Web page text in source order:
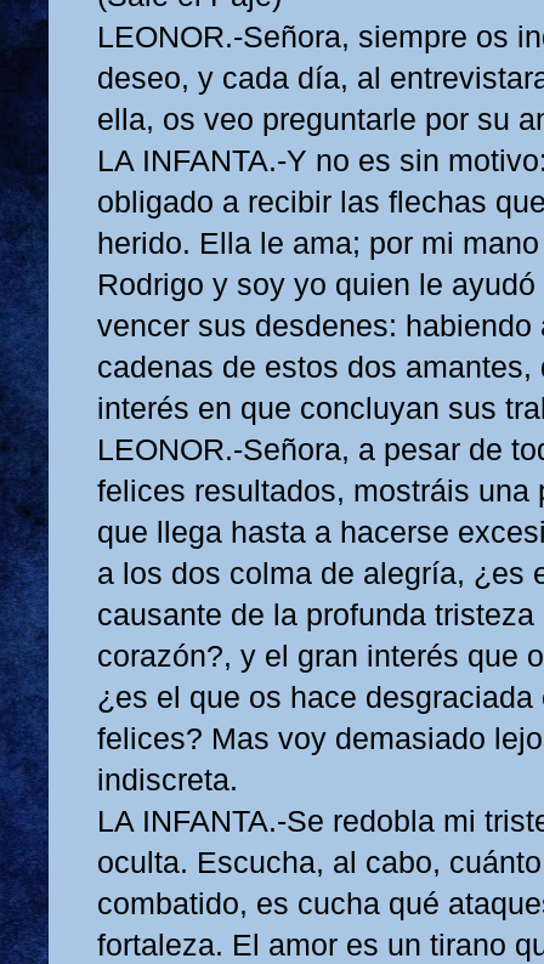
LEONOR.-Señora, siempre os
deseo, y cada día, al
ella, os veo preguntarle por su
LA INFANTA.-Y no es sin
obligado a recibir las flechas
herido. Ella le ama; por mi
Rodrigo y soy yo quien le ayudó
vencer sus desdenes: habiendo
cadenas de estos dos amantes,
interés en que concluyan sus
LEONOR.-Señora, a pesar de
felices resultados, mostráis una
que llega hasta a hacerse
a los dos colma de alegría, ¿es
causante de la profunda tristeza
corazón?, y el gran interés que
¿es el que os hace
felices? Mas voy demasiado
indiscreta.
LA INFANTA.-Se redobla mi
oculta. Escucha, al cabo,
combatido, es cucha qué
fortaleza. El amor es un tirano